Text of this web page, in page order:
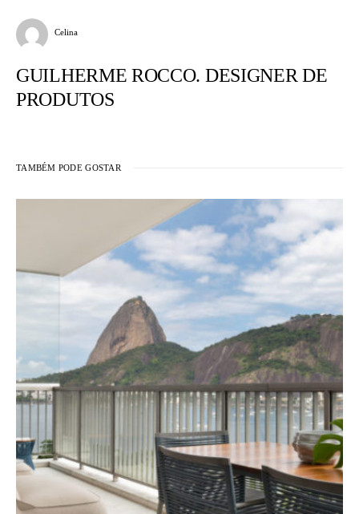
Celina
GUILHERME ROCCO. DESIGNER DE
PRODUTOS
TAMBÉM PODE GOSTAR